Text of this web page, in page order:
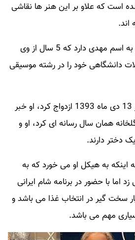
است که علاو بر این هنر ها نقاشی
اند.
مهران غفوریان یک بردار به اسم مهدی دارد که 5 سال از وی
دانشگاهی خود را در رشته موسیقی
ازدواج مهران غفوریان در 13 دی ماه 1393 ازدواج کرد، او خبر
همان سال رسانه ای کرد، او و
دختر دارند.
اینکه به هیکل او می خورد که به
اما با حضور در برنامه شام ایرانی
سخت گیر در انتخاب غذا می باشد و
مهم می باشد.